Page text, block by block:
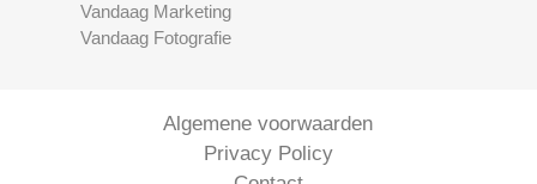
Vandaag Marketing
Vandaag Fotografie
Algemene voorwaarden
Privacy Policy